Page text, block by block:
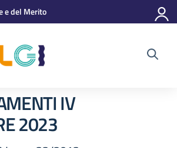
e del Merito
IV
2023